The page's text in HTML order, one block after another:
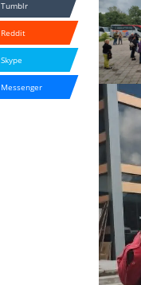
Tumblr
Reddit
Skype
Messenger